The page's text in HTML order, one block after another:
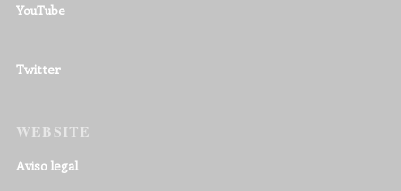
YouTube
Twitter
WEBSITE
Aviso legal